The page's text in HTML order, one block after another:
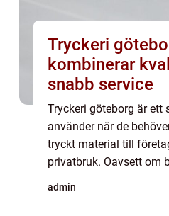
Tryckeri
kombinerar
snabb service
Tryckeri göteborg är ett
använder när de
tryckt material till
privatbruk. Oavsett om
admin